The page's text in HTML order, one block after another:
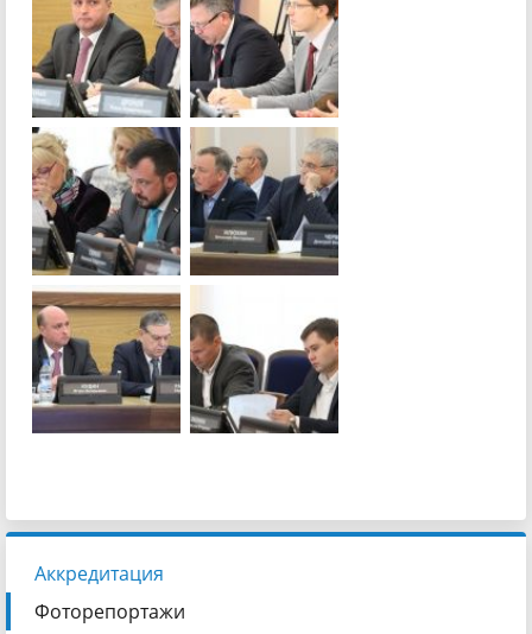
Аккредитация
Фоторепортажи